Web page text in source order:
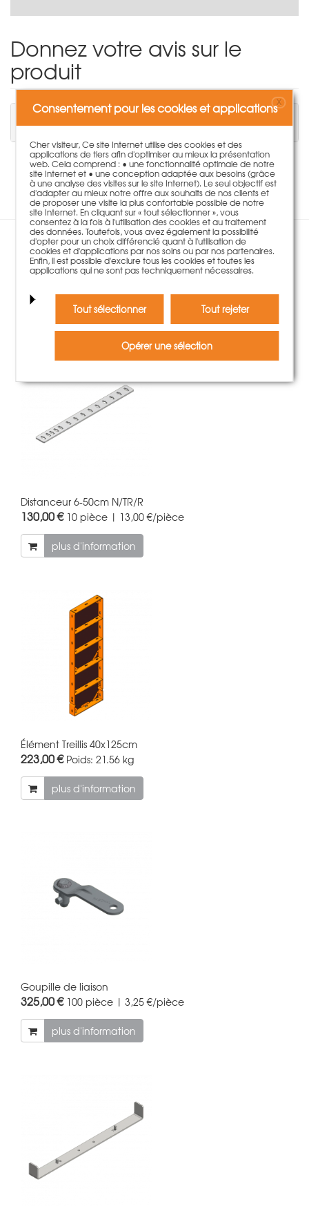
Donnez votre avis sur le
produit
Vous devez être connecté pour écrire un
commentaire.
Aucune évaluation disponible pour ce produit.
Les clients ayant acheté ce
produit ont également été
séduits par:
Distanceur 6-50cm N/TR/R
130,00 € 10 pièce | 13,00 €/pièce
plus d'information
Élément Treillis 40x125cm
223,00 € Poids: 21.56 kg
plus d'information
Goupille de liaison
325,00 € 100 pièce | 3,25 €/pièce
plus d'information
Consentement pour les cookies et applicationsX
Cher visiteur, Ce site Internet utilise des cookies et des
applications de tiers afin d'optimiser au mieux la présentation
web. Cela comprend : • une fonctionnalité optimale de notre
site Internet et • une conception adaptée aux besoins (grâce
à une analyse des visites sur le site Internet). Le seul objectif est
d'adapter au mieux notre offre aux souhaits de nos clients et
de proposer une visite la plus confortable possible de notre
site Internet. En cliquant sur « tout sélectionner », vous
consentez à la fois à l'utilisation des cookies et au traitement
des données. Toutefois, vous avez également la possibilité
d'opter pour un choix différencié quant à l'utilisation de
cookies et d'applications par nos soins ou par nos partenaires.
Enfin, il est possible d'exclure tous les cookies et toutes les
applications qui ne sont pas techniquement nécessaires.
Tout sélectionner Tout rejeter
Opérer une sélection